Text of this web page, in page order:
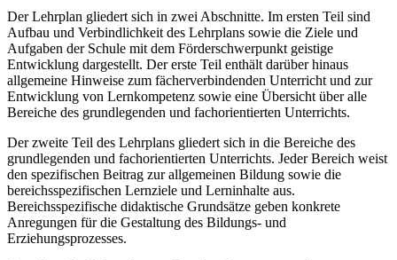
Der Lehrplan gliedert sich in zwei Abschnitte. Im ersten Teil sind
Aufbau und Verbindlichkeit des Lehrplans sowie die Ziele und
Aufgaben der Schule mit dem Förderschwerpunkt geistige
Entwicklung dargestellt. Der erste Teil enthält darüber hinaus
allgemeine Hinweise zum fächerverbindenden Unterricht und zur
Entwicklung von Lernkompetenz sowie eine Übersicht über alle
Bereiche des grundlegenden und fachorientierten Unterrichts.
Der zweite Teil des Lehrplans gliedert sich in die Bereiche des
grundlegenden und fachorientierten Unterrichts. Jeder Bereich weist
den spezifischen Beitrag zur allgemeinen Bildung sowie die
bereichsspezifischen Lernziele und Lerninhalte aus.
Bereichsspezifische didaktische Grundsätze geben konkrete
Anregungen für die Gestaltung des Bildungs- und
Erziehungsprozesses.